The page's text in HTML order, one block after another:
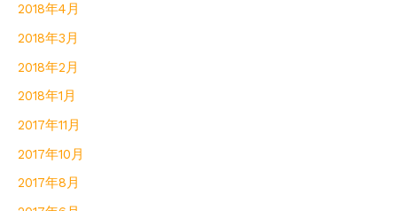
2018年4月
2018年3月
2018年2月
2018年1月
2017年11月
2017年10月
2017年8月